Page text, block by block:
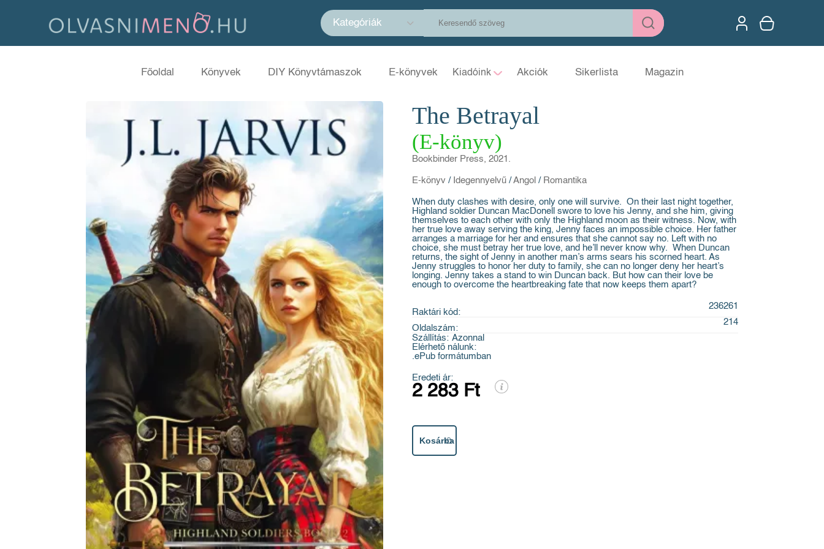
Kategóriák
Főoldal Könyvek DIY Könyvtámaszok E-könyvek Kiadóink Akciók Sikerlista Magazin
The Betrayal
(E-könyv)
Bookbinder Press, 2021.
E-könyv / Idegennyelvű / Angol / Romantika
When duty clashes with desire, only one will survive. On their last night together,
Highland soldier Duncan MacDonell swore to love his Jenny, and she him, giving
themselves to each other with only the Highland moon as their witness. Now, with
her true love away serving the king, Jenny faces an impossible choice. Her father
arranges a marriage for her and ensures that she cannot say no. Left with no
choice, she must betray her true love, and he’ll never know why. When Duncan
returns, the sight of Jenny in another man’s arms sears his scorned heart. As
Jenny struggles to honor her duty to family, she can no longer deny her heart’s
longing. Jenny takes a stand to win Duncan back. But how can their love be
enough to overcome the heartbreaking fate that now keeps them apart?
Raktári kód:
236261
Oldalszám:
214
Szállítás: Azonnal
Elérhető nálunk:
.ePub formátumban
Eredeti ár:
2 283 Ft
Kosárba